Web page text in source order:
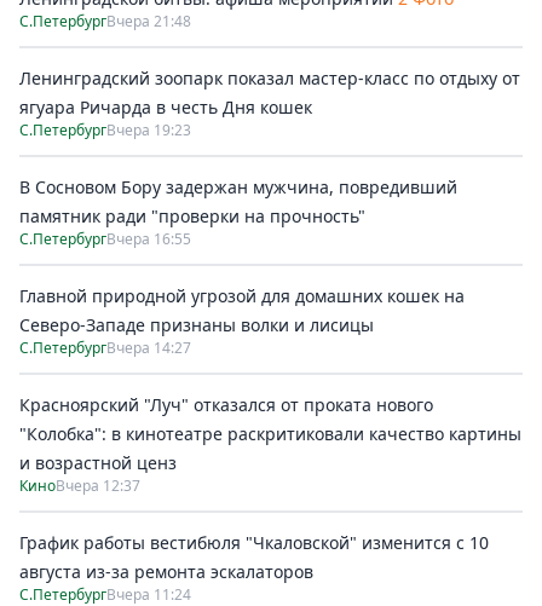
С.ПетербургВчера 21:48
Ленинградский зоопарк показал мастер-класс по отдыху от
ягуара Ричарда в честь Дня кошек
С.ПетербургВчера 19:23
В Сосновом Бору задержан мужчина, повредивший
памятник ради "проверки на прочность"
С.ПетербургВчера 16:55
Главной природной угрозой для домашних кошек на
Северо-Западе признаны волки и лисицы
С.ПетербургВчера 14:27
Красноярский "Луч" отказался от проката нового
"Колобка": в кинотеатре раскритиковали качество картины
и возрастной ценз
КиноВчера 12:37
График работы вестибюля "Чкаловской" изменится с 10
августа из-за ремонта эскалаторов
С.ПетербургВчера 11:24